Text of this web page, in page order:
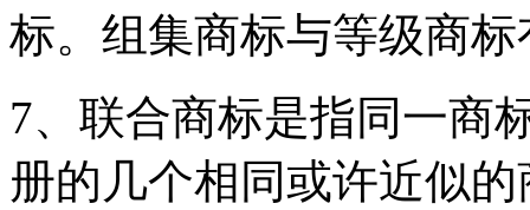
标。组集商标与等级商
7、联合商标是指同一商
册的几个相同或许近似